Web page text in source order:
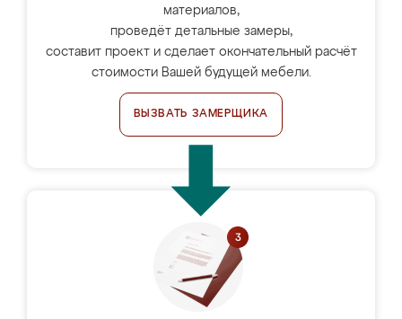
материалов,
проведёт детальные замеры,
составит проект и сделает окончательный расчёт
стоимости Вашей будущей мебели.
ВЫЗВАТЬ ЗАМЕРЩИКА